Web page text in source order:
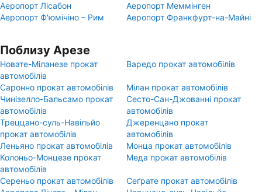
Аеропорт Лісабон
Аеропорт Меммінген
Аеропорт Ф'юмічіно – Рим
Аеропорт Франкфурт-на-Майні
Поблизу Арезе
Новате-Міланезе прокат
автомобілів
Варедо прокат автомобілів
Саронно прокат автомобілів
Мілан прокат автомобілів
Чинізелло-Бальсамо прокат
автомобілів
Сесто-Сан-Джованні прокат
автомобілів
Треццано-суль-Навільйо
прокат автомобілів
Джеренцано прокат
автомобілів
Леньяно прокат автомобілів
Монца прокат автомобілів
Колоньо-Монцезе прокат
автомобілів
Меда прокат автомобілів
Сереньо прокат автомобілів
Сеґрате прокат автомобілів